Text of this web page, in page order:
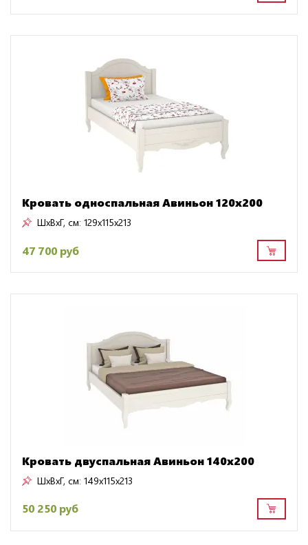
Кровать односпальная Авиньон 120х200
ШxВxГ, см: 129x115x213
47 700 руб
Кровать двуспальная Авиньон 140х200
ШxВxГ, см: 149x115x213
50 250 руб